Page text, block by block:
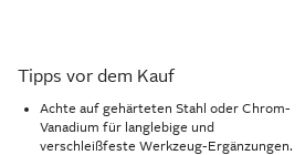
Tipps vor dem Kauf
Achte auf gehärteten Stahl oder Chrom-
Vanadium für langlebige und
verschleißfeste Werkzeug-Ergänzungen.